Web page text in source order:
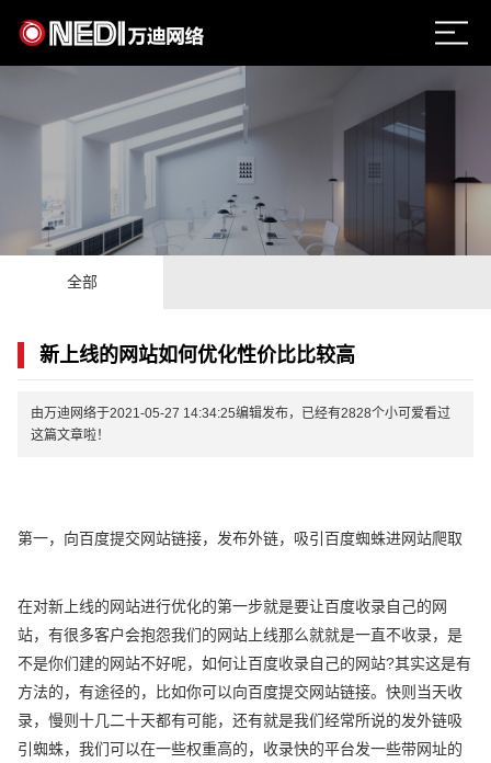
全部
新上线的网站如何优化性价比比较高
由万迪网络于2021-05-27 14:34:25编辑发布，已经有2828个小可爱看过
这篇文章啦！
第一，向百度提交网站链接，发布外链，吸引百度蜘蛛进网站爬取
在对新上线的网站进行优化的第一步就是要让百度收录自己的网
站，有很多客户会抱怨我们的网站上线那么就就是一直不收录，是
不是你们建的网站不好呢，如何让百度收录自己的网站?其实这是有
方法的，有途径的，比如你可以向百度提交网站链接。快则当天收
录，慢则十几二十天都有可能，还有就是我们经常所说的发外链吸
引蜘蛛，我们可以在一些权重高的，收录快的平台发一些带网址的